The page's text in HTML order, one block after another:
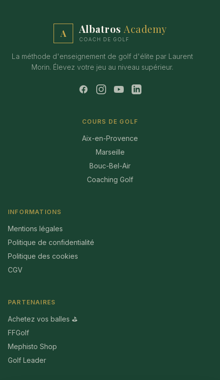
A Albatros Academy
COACH DE GOLF
La méthode d'enseignement de golf d'élite par Laurent
Morin. Élevez votre jeu au niveau supérieur.
COURS DE GOLF
Aix-en-Provence
Marseille
Bouc-Bel-Air
Coaching Golf
INFORMATIONS
Mentions légales
Politique de confidentialité
Politique des cookies
CGV
PARTENAIRES
Achetez vos balles ⛳
FFGolf
Mephisto Shop
Golf Leader